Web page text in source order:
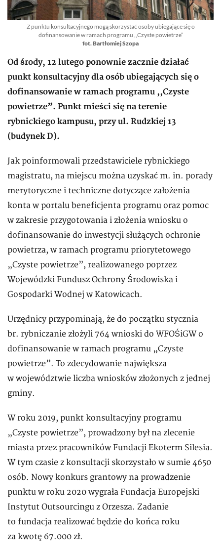
Z punktu konsultacyjnego mogą skorzystać osoby ubiegające się o
dofinansowanie w ramach programu ,,Czyste powietrze”
fot. Bartłomiej Szopa
Od środy, 12 lutego ponownie zacznie działać
punkt konsultacyjny dla osób ubiegających się o
dofinansowanie w ramach programu ,,Czyste
powietrze”. Punkt mieści się na terenie
rybnickiego kampusu, przy ul. Rudzkiej 13
(budynek D).
Jak poinformowali przedstawiciele rybnickiego
magistratu, na miejscu można uzyskać m. in. porady
merytoryczne i techniczne dotyczące założenia
konta w portalu beneficjenta programu oraz pomoc
w zakresie przygotowania i złożenia wniosku o
dofinansowanie do inwestycji służących ochronie
powietrza, w ramach programu priorytetowego
„Czyste powietrze”, realizowanego poprzez
Wojewódzki Fundusz Ochrony Środowiska i
Gospodarki Wodnej w Katowicach.
Urzędnicy przypominają, że do początku stycznia
br. rybniczanie złożyli 764 wnioski do WFOŚiGW o
dofinansowanie w ramach programu „Czyste
powietrze”. To zdecydowanie największa
w województwie liczba wniosków złożonych z jednej
gminy.
W roku 2019, punkt konsultacyjny programu
„Czyste powietrze”, prowadzony był na zlecenie
miasta przez pracowników Fundacji Ekoterm Silesia.
W tym czasie z konsultacji skorzystało w sumie 4650
osób. Nowy konkurs grantowy na prowadzenie
punktu w roku 2020 wygrała Fundacja Europejski
Instytut Outsourcingu z Orzesza. Zadanie
to fundacja realizować będzie do końca roku
za kwotę 67.000 zł.